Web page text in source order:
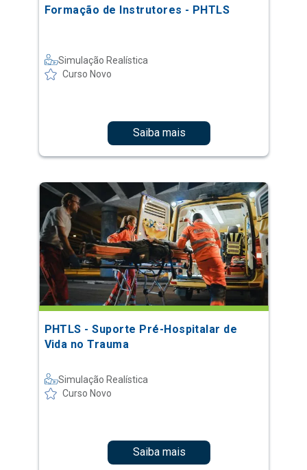
Formação de Instrutores - PHTLS
Simulação Realística
Curso Novo
Saiba mais
PHTLS - Suporte Pré-Hospitalar de
Vida no Trauma
Simulação Realística
Curso Novo
Saiba mais